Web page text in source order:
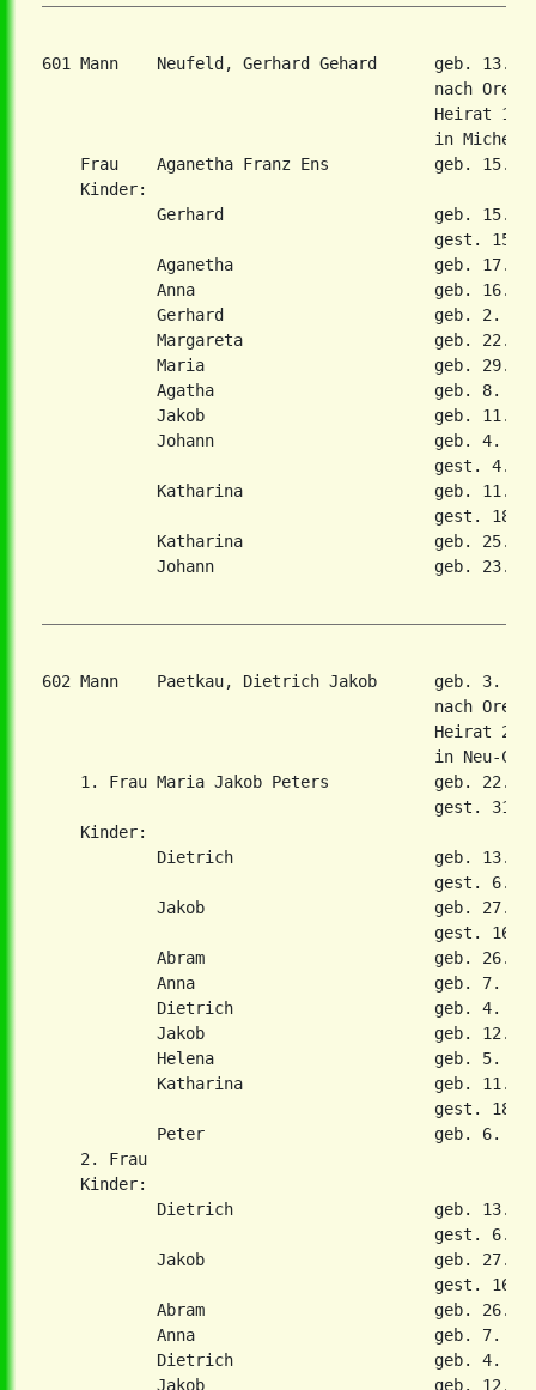
601 Mann    Neufeld, Gerhard Gehard      geb. 13.
nach
Heirat 16.
in
Frau    Aganetha Franz Ens           geb. 15.
    Kinder:
Gerhard                      geb. 15.
gest. 15.
Aganetha                     geb. 17.
Anna                         geb. 16.
Gerhard                      geb. 2.
Margareta                    geb. 22.
Maria                        geb. 29.
Agatha                       geb. 8.
Jakob                        geb. 11.
Johann                       geb. 4.
gest. 4.
Katharina                    geb. 11.
gest. 18.
Katharina                    geb. 25.
Johann                       geb. 23.
602 Mann    Paetkau, Dietrich Jakob      geb. 3.
nach
Heirat 29.
in Neu-
1. Frau Maria Jakob Peters           geb. 22.
gest. 31.
    Kinder:
Dietrich                     geb. 13.
gest. 6.
Jakob                        geb. 27.
gest. 16.
Abram                        geb. 26.
Anna                         geb. 7.
Dietrich                     geb. 4.
Jakob                        geb. 12.
Helena                       geb. 5.
Katharina                    geb. 11.
gest. 18.
Peter                        geb. 6.
    2. Frau
    Kinder:
Dietrich                     geb. 13.
gest. 6.
Jakob                        geb. 27.
gest. 16.
Abram                        geb. 26.
Anna                         geb. 7.
Dietrich                     geb. 4.
Jakob                        geb. 12.